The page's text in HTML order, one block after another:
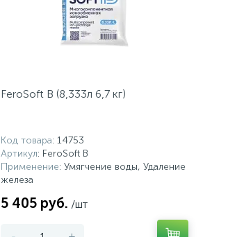
FeroSoft B (8,333л 6,7 кг)
Код товара: 14753
Артикул: FeroSoft B
Применение: Умягчение воды, Удаление
железа
5 405 руб. /шт